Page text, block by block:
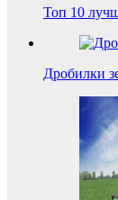
Топ 10
Дробилки